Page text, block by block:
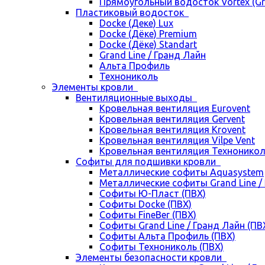
Пластиковый водосток
Docke (Деке) Lux
Docke (Дёке) Premium
Docke (Дёке) Standart
Grand Line / Гранд Лайн
Альта Профиль
Технониколь
Элементы кровли
Вентиляционные выходы
Кровельная вентиляция Eurovent
Кровельная вентиляция Gervent
Кровельная вентиляция Krovent
Кровельная вентиляция Vilpe Vent
Кровельная вентиляция
Cофиты для подшивки кровли
Металлические софиты Aquasystem
Металлические софиты Grand Line /
Софиты Ю-Пласт (ПВХ)
Софиты Docke (ПВХ)
Софиты FineBer (ПВХ)
Софиты Grand Line / Гранд Лайн
Софиты Альта Профиль (ПВХ)
Софиты Технониколь (ПВХ)
Элементы безопасности кровли